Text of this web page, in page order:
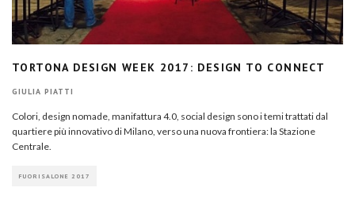
TORTONA DESIGN WEEK 2017: DESIGN TO CONNECT
GIULIA PIATTI
Colori, design nomade, manifattura 4.0, social design sono i temi trattati dal
quartiere più innovativo di Milano, verso una nuova frontiera: la Stazione
Centrale.
FUORISALONE 2017